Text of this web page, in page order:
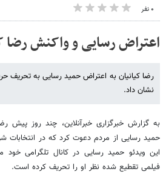
۰ نفر
اعتراض رسایی و واکنش
رضا کیانیان به اعتراض حمید رسایی به تحریف
نشان داد.
به گزارش خبرگزاری خبرآنلاین، چند روز پیش
حمید رسایی از مردم دعوت کرد که در انتخابات
این ویدئو حمید رسایی در کانال تلگرامی خود
فیلمی تقطیع شده نظر او را تحریف کرده است.